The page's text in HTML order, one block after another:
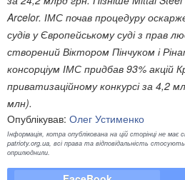
Arcelor. ІМС почав процедуру
судів у Європейському суді з прав
створений Віктором Пінчуком і
консорціум ІМС придбав 93% акцій
приватизаційному конкурсі за 4,2
млн).
Опублікував: Олег Устименко
Інформація, котра опублікована на цій сторінці не має
patrioty.org.ua, всі права та відповідальність
оприлюднили.